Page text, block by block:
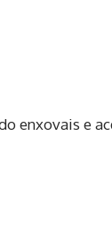
enxovais e